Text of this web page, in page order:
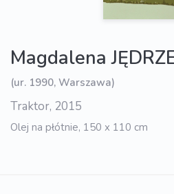
Magdalena
(ur. 1990, Warszawa)
Traktor, 2015
Olej na płótnie, 150 x 110 cm